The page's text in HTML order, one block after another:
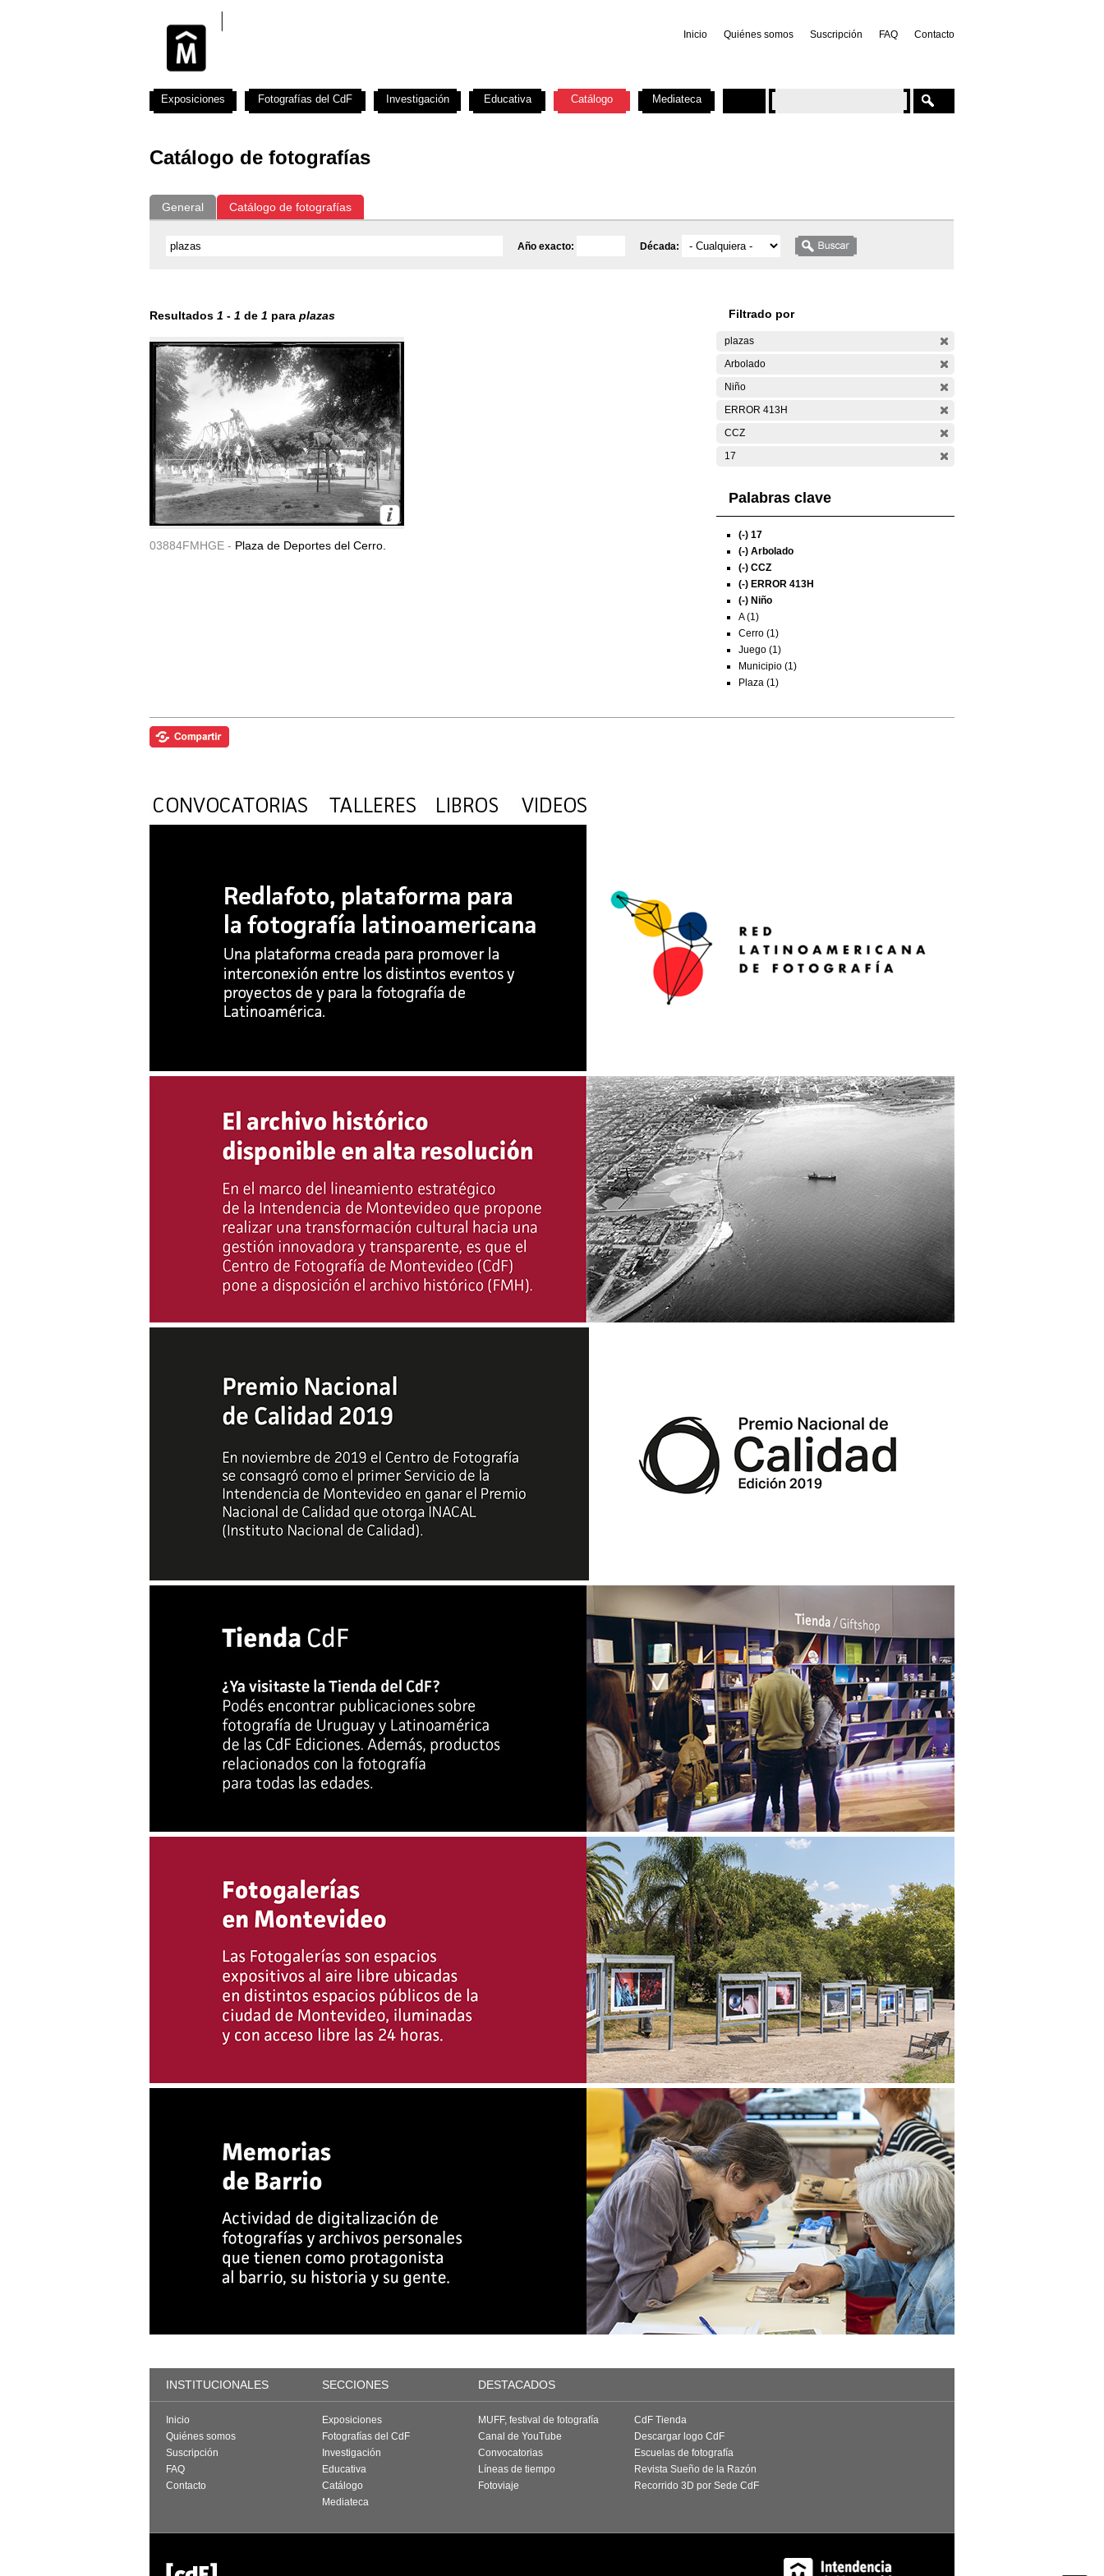
Inicio Quiénes somos Suscripción FAQ Contacto
Catálogo de fotografías
General Catálogo de fotografías
Año exacto: Década:
Resultados 1 - 1 de 1 para plazas
03884FMHGE - Plaza de Deportes del Cerro.
Filtrado por
plazas
Arbolado
Niño
ERROR 413H
CCZ
17
Palabras clave
(-) 17
(-) Arbolado
(-) CCZ
(-) ERROR 413H
(-) Niño
A (1)
Cerro (1)
Juego (1)
Municipio (1)
Plaza (1)
Exposiciones Fotografías del CdF Investigación Educativa Catálogo Mediateca
INSTITUCIONALES SECCIONES DESTACADOS
Inicio
Quiénes somos
Suscripción
FAQ
Contacto
Exposiciones
Fotografías del CdF
Investigación
Educativa
Catálogo
Mediateca
MUFF, festival de fotografía
Canal de YouTube
Convocatorias
Líneas de tiempo
Fotoviaje
CdF Tienda
Descargar logo CdF
Escuelas de fotografía
Revista Sueño de la Razón
Recorrido 3D por Sede CdF